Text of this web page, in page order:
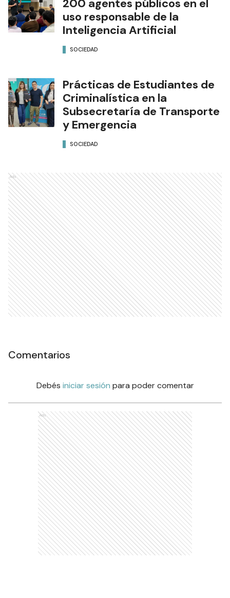
200 agentes públicos en el
uso responsable de la
Inteligencia Artificial
SOCIEDAD
Prácticas de Estudiantes de
Criminalística en la
Subsecretaría de Transporte
y Emergencia
SOCIEDAD
Ads
Comentarios
Debés iniciar sesión para poder comentar
Ads